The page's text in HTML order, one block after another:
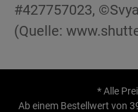
#427757023,
(Quelle:
* Alle
Ab einem Bestellwert von